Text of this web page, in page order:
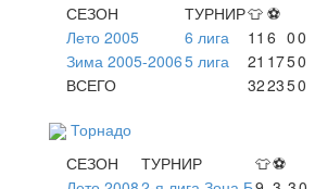
СЕЗОН
ТУРНИР👕 ⚽
Лето 2005
6 лига 11 6 00
Зима 2005-20065 лига 21 1750
ВСЕГО
322350
Торнадо
СЕЗОН
ТУРНИР 👕⚽